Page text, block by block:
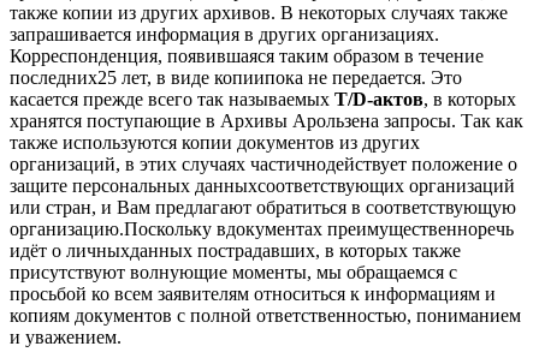
также копии из других архивов. В некоторых случаях также
запрашивается информация в других организациях.
Корреспонденция, появившаяся таким образом в течение
последних25 лет, в виде копиипока не передается. Это
касается прежде всего так называемых T/D-актов, в которых
хранятся поступающие в Архивы Арользена запросы. Так как
также используются копии документов из других
организаций, в этих случаях частичнодействует положение о
защите персональных данныхсоответствующих организаций
или стран, и Вам предлагают обратиться в соответствующую
организацию.Поскольку вдокументах преимущественноречь
идёт о личныхданных пострадавших, в которых также
присутствуют волнующие моменты, мы обращаемся с
просьбой ко всем заявителям относиться к информациям и
копиям документов с полной ответственностью, пониманием
и уважением.